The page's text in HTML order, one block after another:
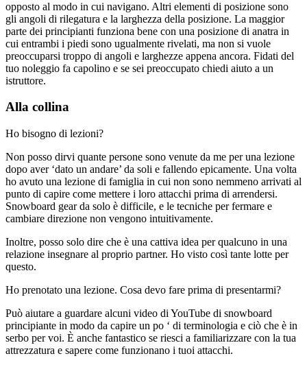
opposto al modo in cui navigano. Altri elementi di posizione sono
gli angoli di rilegatura e la larghezza della posizione. La maggior
parte dei principianti funziona bene con una posizione di anatra in
cui entrambi i piedi sono ugualmente rivelati, ma non si vuole
preoccuparsi troppo di angoli e larghezze appena ancora. Fidati del
tuo noleggio fa capolino e se sei preoccupato chiedi aiuto a un
istruttore.
Alla collina
Ho bisogno di lezioni?
Non posso dirvi quante persone sono venute da me per una lezione
dopo aver ‘dato un andare’ da soli e fallendo epicamente. Una volta
ho avuto una lezione di famiglia in cui non sono nemmeno arrivati al
punto di capire come mettere i loro attacchi prima di arrendersi.
Snowboard gear da solo è difficile, e le tecniche per fermare e
cambiare direzione non vengono intuitivamente.
Inoltre, posso solo dire che è una cattiva idea per qualcuno in una
relazione insegnare al proprio partner. Ho visto così tante lotte per
questo.
Ho prenotato una lezione. Cosa devo fare prima di presentarmi?
Può aiutare a guardare alcuni video di YouTube di snowboard
principiante in modo da capire un po ‘ di terminologia e ciò che è in
serbo per voi. È anche fantastico se riesci a familiarizzare con la tua
attrezzatura e sapere come funzionano i tuoi attacchi.